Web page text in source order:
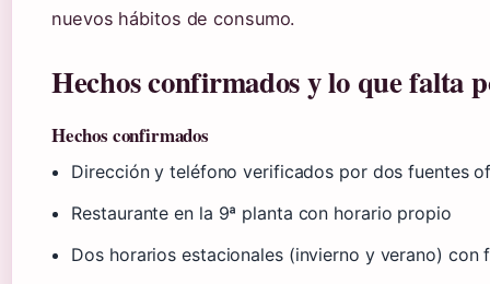
nuevos hábitos de consumo.
Hechos confirmados y lo que falta
Hechos confirmados
Dirección y teléfono verificados por dos fuentes
Restaurante en la 9ª planta con horario propio
Dos horarios estacionales (invierno y verano) con